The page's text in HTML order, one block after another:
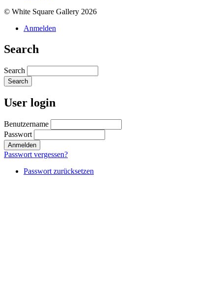
© White Square Gallery 2026
Anmelden
Search
Search
User login
Benutzername
Passwort
Passwort vergessen?
Passwort zurücksetzen